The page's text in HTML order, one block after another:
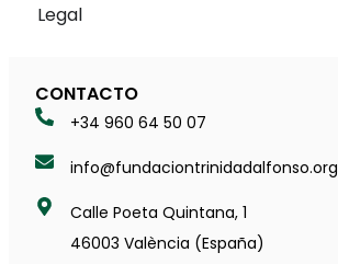
Legal
CONTACTO
+34 960 64 50 07
info@fundaciontrinidadalfonso.org
Calle Poeta Quintana, 1
46003 València (España)